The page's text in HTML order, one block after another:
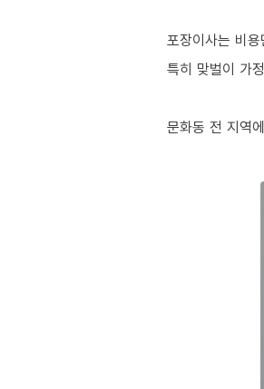
포장이사는 비
특히 맞벌이 가
문화동 전 지역